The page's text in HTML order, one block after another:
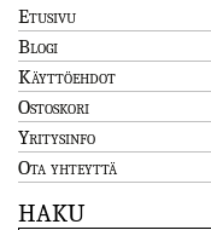
Etusivu
Blogi
Käyttöehdot
Ostoskori
Yritysinfo
Ota yhteyttä
HAKU